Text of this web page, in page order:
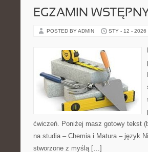
EGZAMIN
POSTED BY ADMIN STY - 12 - 2026
ćwiczeń. Poniżej masz gotowy tekst
na studia – Chemia i Matura – język
stworzone z myślą […]